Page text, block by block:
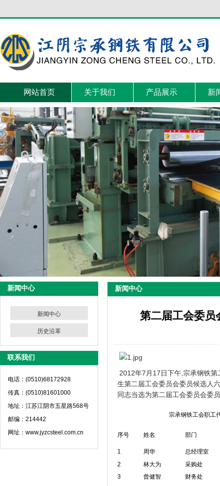
网站首页 关于我们 产品展示 新
新闻中心
新闻中心
历史沿革
联系我们
电话：(0510)68172928
传真：(0510)81601000
地址：江苏江阴市五星路568号
邮编：214442
网址：www.jyzcsteel.com.cn
新闻中心
第二届工会委员
2012年7月17日下午,宗承钢铁
生第二届工会委员会委员候选人
同志当选为第二届工会委员会委
宗承钢铁工会职工代
序号 姓名 部门
1 周华
总经理室
2
林大为
采购处
3
曾健智
财务处